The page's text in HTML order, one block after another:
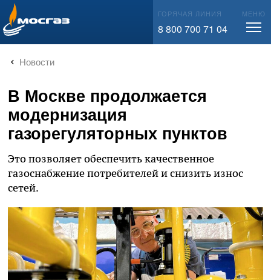
info@mos-gaz.ru ГОРЯЧАЯ ЛИНИЯ
8 800 700 71 04
МЕНЮ
Новости
В Москве продолжается
модернизация
газорегуляторных пунктов
Это позволяет обеспечить качественное
газоснабжение потребителей и снизить износ
сетей.